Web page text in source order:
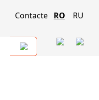
Contacte RO RU